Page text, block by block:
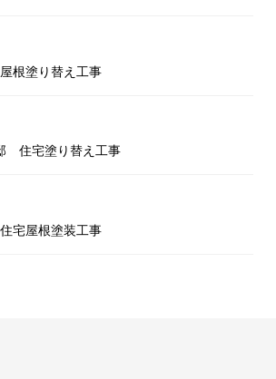
根塗り替え工事
住宅塗り替え工事
宅屋根塗装工事